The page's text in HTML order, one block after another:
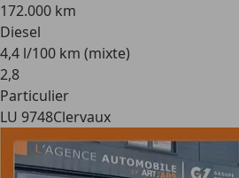
172.000 km
Diesel
4,4 l/100 km (mixte)
2,8
Particulier
LU 9748Clervaux